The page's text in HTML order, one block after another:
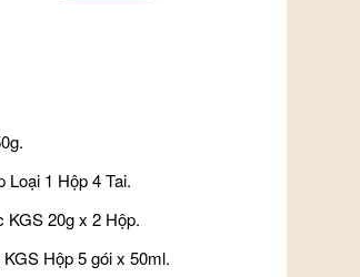
Loại 1 Hộp 4 Tai.
KGS 20g x 2 Hộp.
Hộp 5 gói x 50ml.